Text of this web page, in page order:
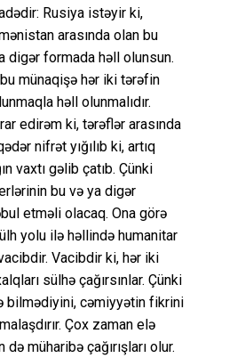
Rusiya istəyir ki,
arasında olan bu
digər formada həll olunsun.
münaqişə hər iki tərəfin
həll olunmalıdır.
edirəm ki, tərəflər arasında
nifrət yığılıb ki, artıq
vaxtı gəlib çatıb. Çünki
bu və ya digər
etməli olacaq. Ona görə
yolu ilə həllində humanitar
Vacibdir ki, hər iki
sülhə çağırsınlar. Çünki
bilmədiyini, cəmiyyətin fikrini
Çox zaman elə
müharibə çağırışları olur.